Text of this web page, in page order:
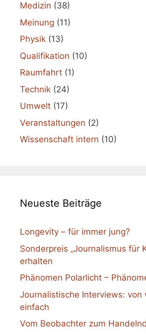
Medizin (38)
Meinung (11)
Physik (13)
Qualifikation (10)
Raumfahrt (1)
Technik (24)
Umwelt (17)
Veranstaltungen (2)
Wissenschaft intern (10)
Neueste Beiträge
Longevity – für immer jung?
Sonderpreis „Journalismus für
erhalten
Phänomen Polarlicht –
Journalistische Interviews: von
einfach
Vom Beobachter zum